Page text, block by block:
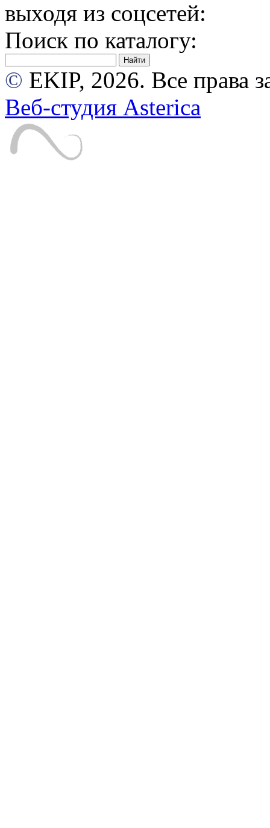
выходя из соцсетей:
Поиск по каталогу:
© EKIP, 2026. Все права
Веб-студия Asterica